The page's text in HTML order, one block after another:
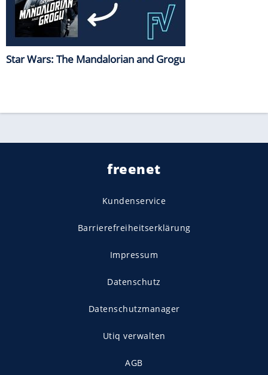
Star Wars: The Mandalorian and Grogu
freenet
Kundenservice
Barrierefreiheitserklärung
Impressum
Datenschutz
Datenschutzmanager
Utiq verwalten
AGB